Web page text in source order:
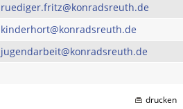
ruediger.fritz@konradsreuth.de
kinderhort@konradsreuth.de
jugendarbeit@konradsreuth.de
drucken